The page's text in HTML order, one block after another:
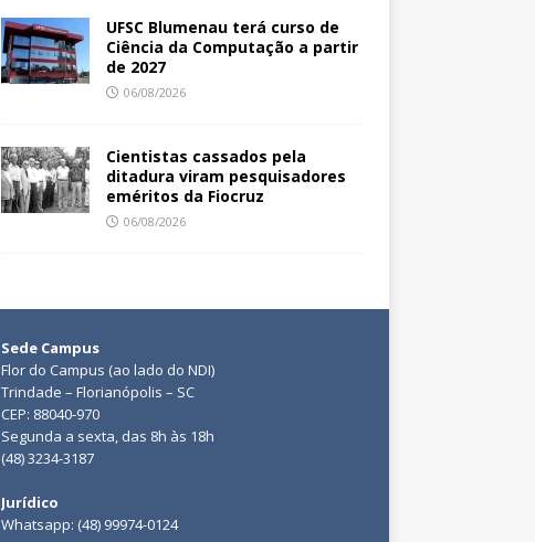
UFSC Blumenau terá curso de
Ciência da Computação a partir
de 2027
06/08/2026
Cientistas cassados pela
ditadura viram pesquisadores
eméritos da Fiocruz
06/08/2026
Sede Campus
Flor do Campus (ao lado do NDI)
Trindade – Florianópolis – SC
CEP: 88040-970
Segunda a sexta, das 8h às 18h
(48) 3234-3187
Jurídico
Whatsapp: (48) 99974-0124